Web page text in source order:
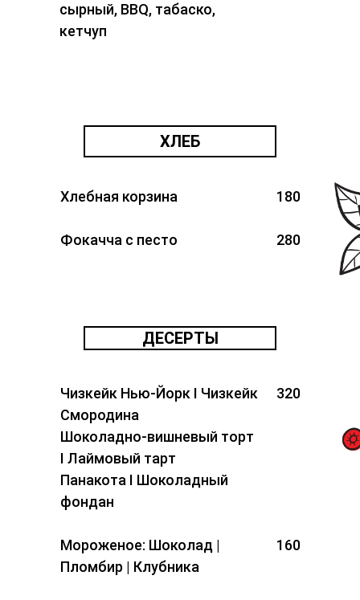
сырный, BBQ, табаско,
кетчуп
ХЛЕБ
Хлебная корзина
Фокачча с песто
180
280
ДЕСЕРТЫ
Чизкейк Нью-Йорк I Чизкейк
Смородина
Шоколадно-вишневый торт
I Лаймовый тарт
Панакота I Шоколадный
фондан
Мороженое: Шоколад |
Пломбир | Клубника
320
160